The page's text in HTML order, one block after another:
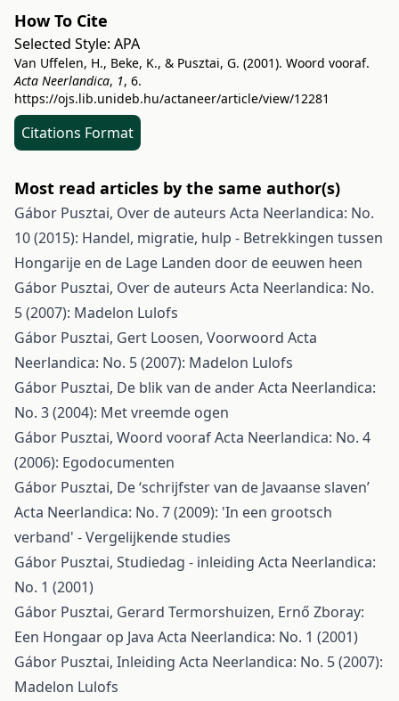
How To Cite
Selected Style: APA
Van Uffelen, H., Beke, K., & Pusztai, G. (2001). Woord vooraf.
Acta Neerlandica, 1, 6.
https://ojs.lib.unideb.hu/actaneer/article/view/12281
Citations Format
Most read articles by the same author(s)
Gábor Pusztai, Over de auteurs Acta Neerlandica: No.
10 (2015): Handel, migratie, hulp - Betrekkingen tussen
Hongarije en de Lage Landen door de eeuwen heen
Gábor Pusztai, Over de auteurs Acta Neerlandica: No.
5 (2007): Madelon Lulofs
Gábor Pusztai, Gert Loosen, Voorwoord Acta
Neerlandica: No. 5 (2007): Madelon Lulofs
Gábor Pusztai, De blik van de anderActa Neerlandica:
No. 3 (2004): Met vreemde ogen
Gábor Pusztai, Woord voorafActa Neerlandica: No. 4
(2006): Egodocumenten
Gábor Pusztai, De ‘schrijfster van de Javaanse slaven’
Acta Neerlandica: No. 7 (2009): 'In een grootsch
verband' - Vergelijkende studies
Gábor Pusztai, Studiedag - inleiding Acta Neerlandica:
No. 1 (2001)
Gábor Pusztai, Gerard Termorshuizen, Ernő Zboray:
Een Hongaar op Java Acta Neerlandica: No. 1 (2001)
Gábor Pusztai, Inleiding Acta Neerlandica: No. 5 (2007):
Madelon Lulofs